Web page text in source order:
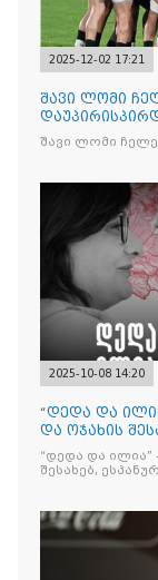
2025-12-02 17:21
შავი ლომი
შავი ლომი
2025-10-08 14:20
“დედა და
და ოჯახის
“დედა და ილია”
შესახებ,